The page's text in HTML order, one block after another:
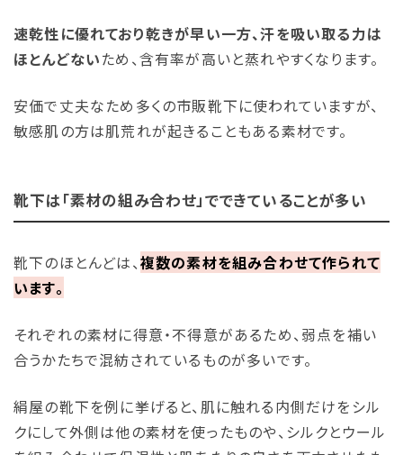
速乾性に優れており乾きが早い一方、汗を吸い取る力は
ほとんどないため、含有率が高いと蒸れやすくなります。
安価で丈夫なため多くの市販靴下に使われていますが、
敏感肌の方は肌荒れが起きることもある素材です。
靴下は「素材の組み合わせ」でできていることが多い
靴下のほとんどは、複数の素材を組み合わせて作られて
います。
それぞれの素材に得意・不得意があるため、弱点を補い
合うかたちで混紡されているものが多いです。
絹屋の靴下を例に挙げると、肌に触れる内側だけをシル
クにして外側は他の素材を使ったものや、シルクとウール